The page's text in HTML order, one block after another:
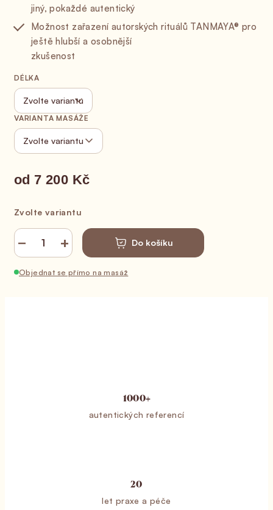
jiný, pokaždé autentický
Možnost zařazení autorských rituálů TANMAYA® pro
ještě hlubší a osobnější
zkušenost
DÉLKA
VARIANTA MASÁŽE
od 7 200 Kč
Zvolte variantu
+
− Do košíku
Objednat se přímo na masáž
1000+
autentických referencí
20
let praxe a péče